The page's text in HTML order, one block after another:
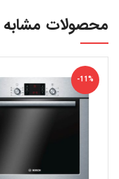
محصولات مشابه
-11%